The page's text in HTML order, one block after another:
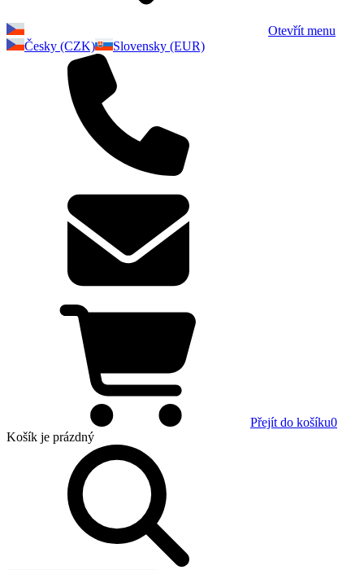
Otevřít menu
Česky (CZK)
Slovensky (EUR)
Přejít do košíku0
Košík je prázdný